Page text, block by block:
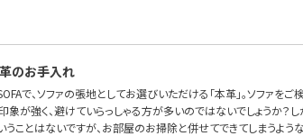
のお手入れ
で、ソファの張地としてお選びいただける「本革」。ソファ
象が強く、避けていらっしゃる方が多いのではないでしょうか
うことはないですが、お部屋のお掃除と併せてできてしまうよ